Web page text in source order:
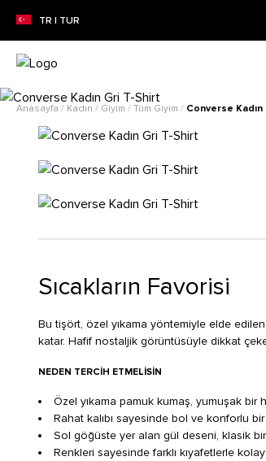
TR | TUR
VARAN SEZON İNDİRİMİ!
Anasayfa / Kadın / Giyim / Tüm Giyim / Converse Kadın
Sıcakların Favorisi
Bu tişört, özel yıkama yöntemiyle elde
katar. Hafif nostaljik görüntüsüyle dikkat
NEDEN TERCIH ETMELISIN
Özel yıkama pamuk kumaş, yumuşak bir
Rahat kalıbı sayesinde bol ve konforlu
Sol göğüste yer alan gül deseni, klasik
Renkleri sayesinde farklı kıyafetlerle